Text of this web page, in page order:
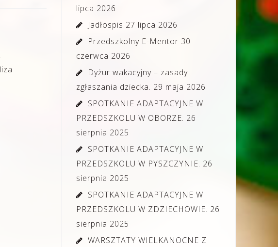
lipca 2026
Jadłospis 27 lipca 2026
Przedszkolny E-Mentor 30
czerwca 2026
Dyżur wakacyjny – zasady
zgłaszania dziecka. 29 maja 2026
SPOTKANIE ADAPTACYJNE W
PRZEDSZKOLU W OBORZE. 26
sierpnia 2025
SPOTKANIE ADAPTACYJNE W
PRZEDSZKOLU W PYSZCZYNIE. 26
sierpnia 2025
SPOTKANIE ADAPTACYJNE W
PRZEDSZKOLU W ZDZIECHOWIE. 26
sierpnia 2025
WARSZTATY WIELKANOCNE Z